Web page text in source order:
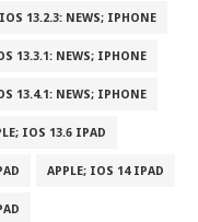
13.2.3: NEWS; IPHONE
13.3.1: NEWS; IPHONE
13.4.1: NEWS; IPHONE
IOS 13.6 IPAD
APPLE; IOS 14 IPAD